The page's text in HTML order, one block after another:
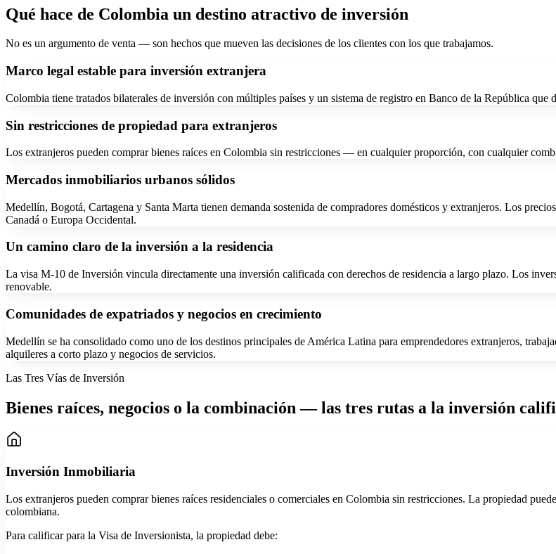
Qué hace de Colombia un destino atractivo de inversión
No es un argumento de venta — son hechos que mueven las decisiones de los clientes con los que trabajamos.
Marco legal estable para inversión extranjera
Colombia tiene tratados bilaterales de inversión con múltiples países y un sistema de registro en Banco de la República
Sin restricciones de propiedad para extranjeros
Los extranjeros pueden comprar bienes raíces en Colombia sin restricciones — en cualquier proporción, con cualquier
Mercados inmobiliarios urbanos sólidos
Medellín, Bogotá, Cartagena y Santa Marta tienen demanda sostenida de compradores domésticos y extranjeros. Los
Canadá o Europa Occidental.
Un camino claro de la inversión a la residencia
La visa M-10 de Inversión vincula directamente una inversión calificada con derechos de residencia a largo plazo. Los
renovable.
Comunidades de expatriados y negocios en crecimiento
Medellín se ha consolidado como uno de los destinos principales de América Latina para emprendedores extranjeros,
alquileres a corto plazo y negocios de servicios.
Las Tres Vías de Inversión
Bienes raíces, negocios o la combinación — las tres rutas a la inversión
Inversión Inmobiliaria
Los extranjeros pueden comprar bienes raíces residenciales o comerciales en Colombia sin restricciones. La propiedad
colombiana.
Para calificar para la Visa de Inversionista, la propiedad debe: